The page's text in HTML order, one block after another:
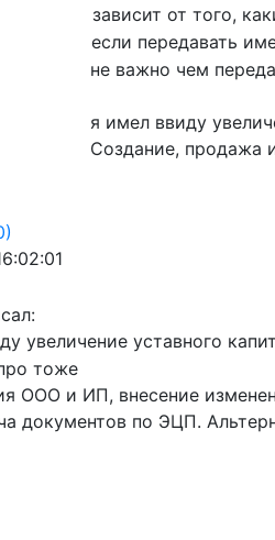
зависит от того,
если передавать
не важно чем
я имел ввиду
Создание, продажа
увеличение уставного
тоже
ООО и ИП, внесение
документов по ЭЦП.